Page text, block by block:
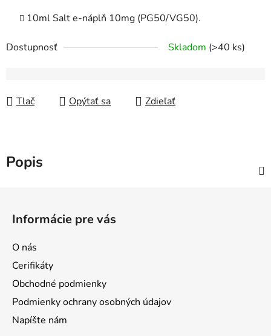
10ml Salt e-náplň 10mg (PG50/VG50).
Dostupnosť Skladom (>40 ks)
Tlač Opýtať sa Zdieľať
Popis
Informácie pre vás
O nás
Cerifikáty
Obchodné podmienky
Podmienky ochrany osobných údajov
Napíšte nám